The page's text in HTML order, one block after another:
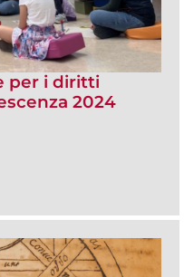
per i diritti
2024